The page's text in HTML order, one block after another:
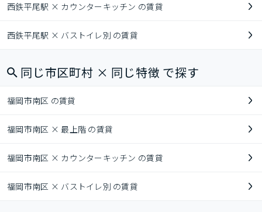
西鉄平尾駅 × カウンターキッチン の賃貸
西鉄平尾駅 × バストイレ別 の賃貸
同じ市区町村 × 同じ特徴 で探す
福岡市南区 の賃貸
福岡市南区 × 最上階 の賃貸
福岡市南区 × カウンターキッチン の賃貸
福岡市南区 × バストイレ別 の賃貸